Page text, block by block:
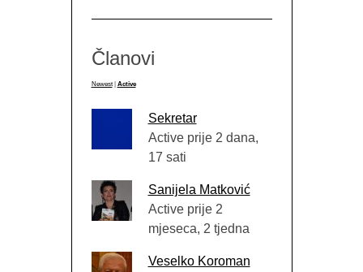
Članovi
Newest Active
Sekretar
Active prije 2 dana,
17 sati
Sanijela Matković
Active prije 2
mjeseca, 2 tjedna
Veselko Koroman